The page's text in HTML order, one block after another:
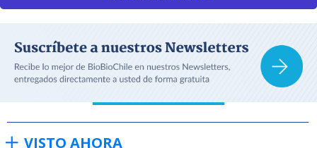
VISTO AHORA